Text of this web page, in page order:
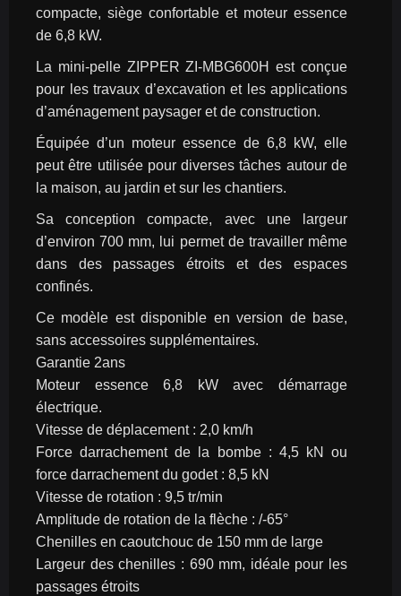
compacte, siège confortable et moteur essence
de 6,8 kW.
La mini-pelle ZIPPER ZI-MBG600H est conçue
pour les travaux d’excavation et les applications
d’aménagement paysager et de construction.
Équipée d’un moteur essence de 6,8 kW, elle
peut être utilisée pour diverses tâches autour de
la maison, au jardin et sur les chantiers.
Sa conception compacte, avec une largeur
d’environ 700 mm, lui permet de travailler même
dans des passages étroits et des espaces
confinés.
Ce modèle est disponible en version de base,
sans accessoires supplémentaires.
Garantie 2ans
Moteur essence 6,8 kW avec démarrage
électrique.
Vitesse de déplacement : 2,0 km/h
Force darrachement de la bombe : 4,5 kN ou
force darrachement du godet : 8,5 kN
Vitesse de rotation : 9,5 tr/min
Amplitude de rotation de la flèche : /-65°
Chenilles en caoutchouc de 150 mm de large
Largeur des chenilles : 690 mm, idéale pour les
passages étroits